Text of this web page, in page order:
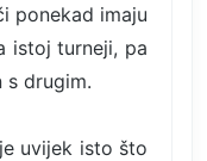
ponekad imaju
istoj turneji, pa
s drugim.
uvijek isto što